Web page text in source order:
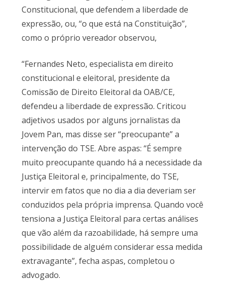
Constitucional, que defendem a liberdade de
expressão, ou, “o que está na Constituição”,
como o próprio vereador observou,
“Fernandes Neto, especialista em direito
constitucional e eleitoral, presidente da
Comissão de Direito Eleitoral da OAB/CE,
defendeu a liberdade de expressão. Criticou
adjetivos usados por alguns jornalistas da
Jovem Pan, mas disse ser “preocupante” a
intervenção do TSE. Abre aspas: “É sempre
muito preocupante quando há a necessidade da
Justiça Eleitoral e, principalmente, do TSE,
intervir em fatos que no dia a dia deveriam ser
conduzidos pela própria imprensa. Quando você
tensiona a Justiça Eleitoral para certas análises
que vão além da razoabilidade, há sempre uma
possibilidade de alguém considerar essa medida
extravagante”, fecha aspas, completou o
advogado.